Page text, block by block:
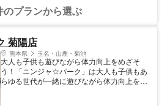
のプランから選ぶ
菊陽店
熊本県 玉名・山鹿・菊池
大人も子供も遊びながら体力向上をめざそ
う！「ニンジャ☆パーク」は大人も子供もあ
らゆる世代が一緒に遊びながら体力向上をめ